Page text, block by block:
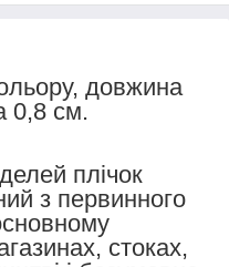
довжина
0,8 см.
плічок
з первинного
стоках,